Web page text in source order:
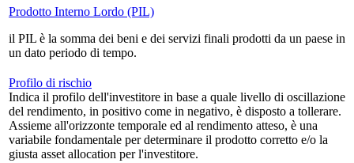
Prodotto Interno Lordo (PIL)
il PIL è la somma dei beni e dei servizi finali prodotti da un paese in
un dato periodo di tempo.
Profilo di rischio
Indica il profilo dell'investitore in base a quale livello di oscillazione
del rendimento, in positivo come in negativo, è disposto a tollerare.
Assieme all'orizzonte temporale ed al rendimento atteso, è una
variabile fondamentale per determinare il prodotto corretto e/o la
giusta asset allocation per l'investitore.